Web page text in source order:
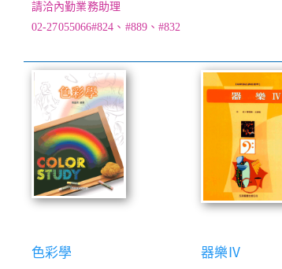
請洽內勤業務助理
02-27055066#824、#889、#832
色彩學 器樂Ⅳ